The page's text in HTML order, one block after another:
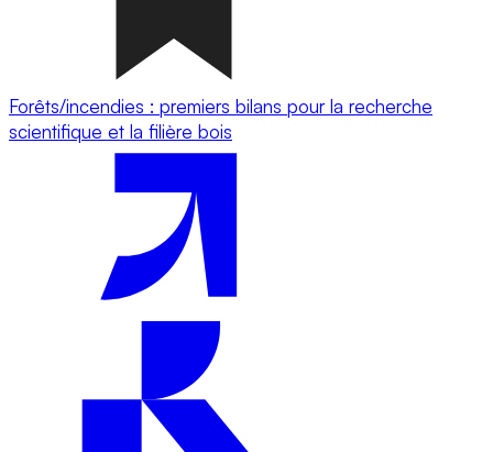
Forêts/incendies : premiers bilans pour la recherche
scientifique et la filière bois